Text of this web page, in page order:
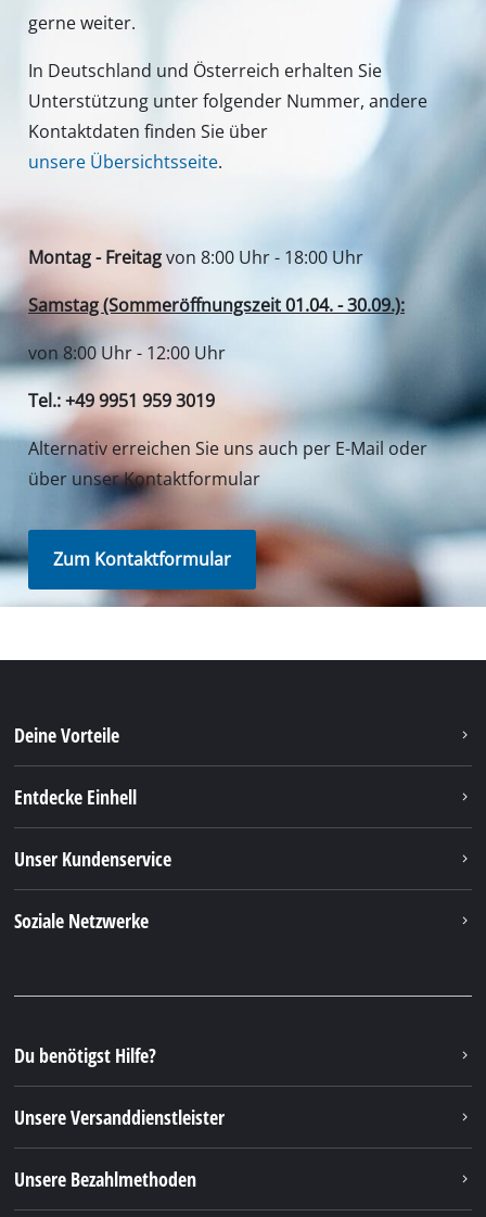
gerne weiter.
In Deutschland und Österreich erhalten Sie
Unterstützung unter folgender Nummer, andere
Kontaktdaten finden Sie über
unsere Übersichtsseite.
Montag - Freitagvon 8:00 Uhr - 18:00 Uhr
Samstag (Sommeröffnungszeit 01.04. - 30.09.):
von 8:00 Uhr - 12:00 Uhr
Tel.: +49 9951 959 3019
Alternativ erreichen Sie uns auch per E-Mail oder
über unser Kontaktformular
Zum Kontaktformular
Deine Vorteile
Entdecke Einhell
Unser Kundenservice
Soziale Netzwerke
Du benötigst Hilfe?
Unsere Versanddienstleister
Unsere Bezahlmethoden